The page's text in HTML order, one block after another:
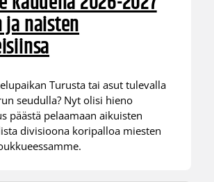
naisten
Turusta tai asut tulevalla
seudulla? Nyt olisi hieno
päästä pelaamaan aikuisten
divisioona koripalloa miesten